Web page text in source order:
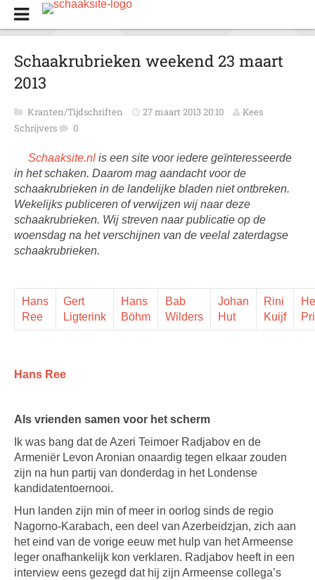
Schaakrubrieken weekend 23 maart
2013
Kranten/Tijdschriften 27 maart 2013 20:10
Kees
Schrijvers
0
Schaaksite.nl is een site voor iedere geïnteresseerde
in het schaken. Daarom mag aandacht voor de
schaakrubrieken in de landelijke bladen niet ontbreken.
Wekelijks publiceren of verwijzen wij naar deze
schaakrubrieken. Wij streven naar publicatie op de
woensdag na het verschijnen van de veelal zaterdagse
schaakrubrieken.
Hans
Ree
Gert
Ligterink
Hans
Böhm
Bab
Wilders
Johan
Hut
Rini
Kuijf
Hans Ree
Als vrienden samen voor het scherm
Ik was bang dat de Azeri Teimoer Radjabov en de
Armeniër Levon Aronian onaardig tegen elkaar zouden
zijn na hun partij van donderdag in het Londense
kandidatentoernooi.
Hun landen zijn min of meer in oorlog sinds de regio
Nagorno-Karabach, een deel van Azerbeidzjan, zich aan
het eind van de vorige eeuw met hulp van het Armeense
leger onafhankelijk kon verklaren. Radjabov heeft in een
interview eens gezegd dat hij zijn Armeense collega’s